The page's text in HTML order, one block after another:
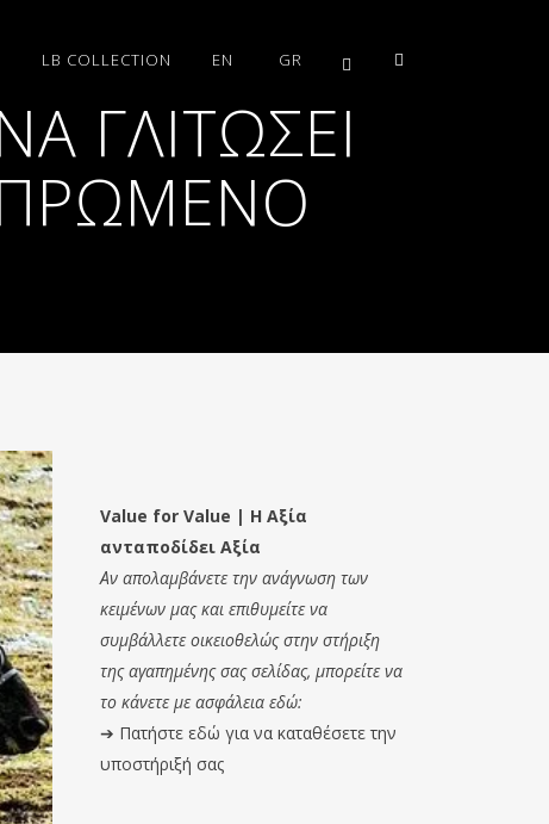
LB COLLECTION EN GR
ΓΛΙΤΏΣΕΙ
Value for Value | Η Αξία
ανταποδίδει Αξία
Αν απολαμβάνετε την ανάγνωση των
κειμένων μας και επιθυμείτε να
συμβάλλετε οικειοθελώς στην στήριξη
της αγαπημένης σας σελίδας, μπορείτε να
το κάνετε με ασφάλεια εδώ:
➔ Πατήστε εδώ για να καταθέσετε την
υποστήριξή σας